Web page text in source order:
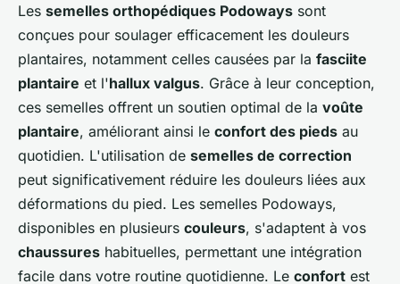
Les semelles orthopédiques Podoways sont
conçues pour soulager efficacement les douleurs
plantaires, notamment celles causées par la fasciite
plantaire et l'hallux valgus. Grâce à leur conception,
ces semelles offrent un soutien optimal de la voûte
plantaire, améliorant ainsi le confort des pieds au
quotidien. L'utilisation de semelles de correction
peut significativement réduire les douleurs liées aux
déformations du pied. Les semelles Podoways,
disponibles en plusieurs couleurs, s'adaptent à vos
chaussures habituelles, permettant une intégration
facile dans votre routine quotidienne. Le confort est